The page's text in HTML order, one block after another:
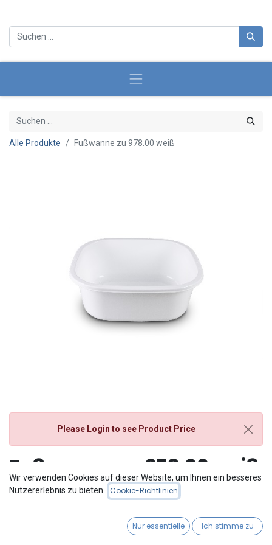
Alle Produkte Fußwanne zu 978.00 weiß
Please Login to see Product Price
Fußwanne zu 978.00 weiß
zu 978.00
Wir verwenden Cookies auf dieser Website, um Ihnen ein besseres
Nutzererlebnis zu bieten.
Cookie-Richtlinien
Nur essentielle Ich stimme zu